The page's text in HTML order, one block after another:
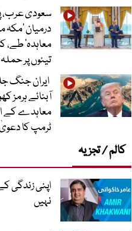
سعودی عرب،
درمیان
معاہدہ‘
تینوں پر
ایران جنگ
آبنائے ہرمز
معاہدے کے
ٹرمپ کا
کالم / تجزیہ
اپنی زندگی کے
نہیں